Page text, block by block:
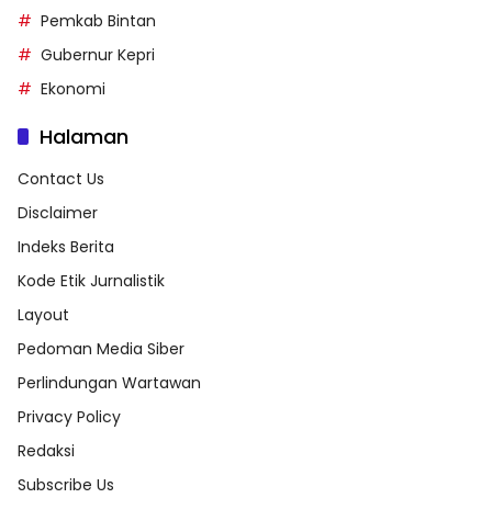
Pemkab Bintan
Gubernur Kepri
Ekonomi
Halaman
Contact Us
Disclaimer
Indeks Berita
Kode Etik Jurnalistik
Layout
Pedoman Media Siber
Perlindungan Wartawan
Privacy Policy
Redaksi
Subscribe Us